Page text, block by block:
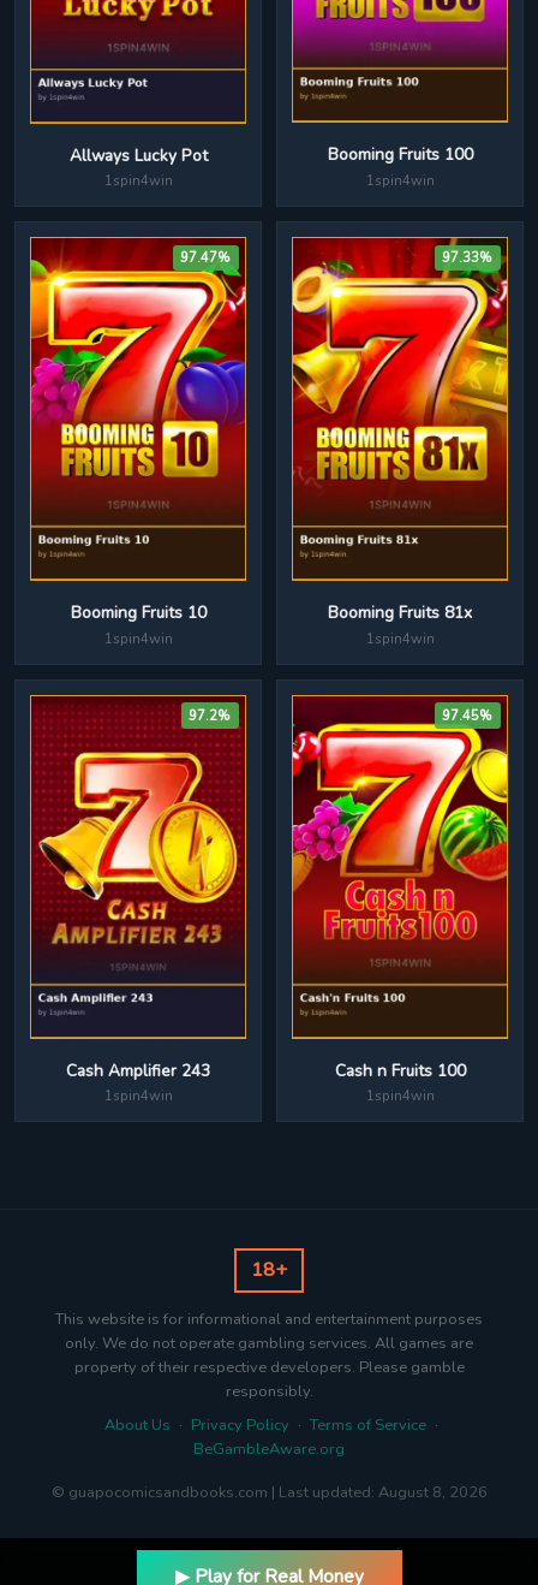
Allways Lucky Pot
1spin4win
Booming Fruits 100
1spin4win
97.47%
Booming Fruits 10
1spin4win
97.33%
Booming Fruits 81x
1spin4win
97.2%
Cash Amplifier 243
1spin4win
97.45%
Cash n Fruits 100
1spin4win
18+
This website is for informational and entertainment purposes
only. We do not operate gambling services. All games are
property of their respective developers. Please gamble
responsibly.
About Us · Privacy Policy · Terms of Service ·
BeGambleAware.org
© guapocomicsandbooks.com | Last updated: August 8, 2026
▶ Play for Real Money